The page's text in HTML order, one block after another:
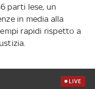
parti lese, un
in media alla
rapidi rispetto a
LIVE